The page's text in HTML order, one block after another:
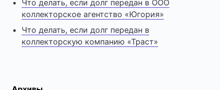
Что делать, если долг передан в ООО
коллекторское агентство «Югория»
Что делать, если долг передан в
коллекторскую компанию «Траст»